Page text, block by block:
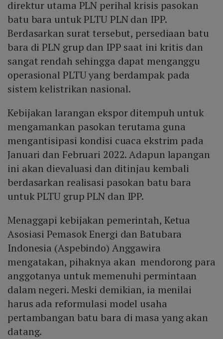
direktur utama PLN perihal krisis pasokan
batu bara untuk PLTU PLN dan IPP.
Berdasarkan surat tersebut, persediaan batu
bara di PLN grup dan IPP saat ini kritis dan
sangat rendah sehingga dapat menganggu
operasional PLTU yang berdampak pada
sistem kelistrikan nasional.
Kebijakan larangan ekspor ditempuh untuk
mengamankan pasokan terutama guna
mengantisipasi kondisi cuaca ekstrim pada
Januari dan Februari 2022. Adapun lapangan
ini akan dievaluasi dan ditinjau kembali
berdasarkan realisasi pasokan batu bara
untuk PLTU grup PLN dan IPP.
Menaggapi kebijakan pemerintah, Ketua
Asosiasi Pemasok Energi dan Batubara
Indonesia (Aspebindo) Anggawira
mengatakan, pihaknya akan mendorong para
anggotanya untuk memenuhi permintaan
dalam negeri. Meski demikian, ia menilai
harus ada reformulasi model usaha
pertambangan batu bara di masa yang akan
datang.